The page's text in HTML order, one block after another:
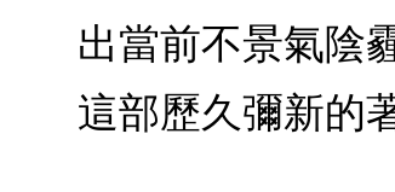
出當前不景氣陰
這部歷久彌新的